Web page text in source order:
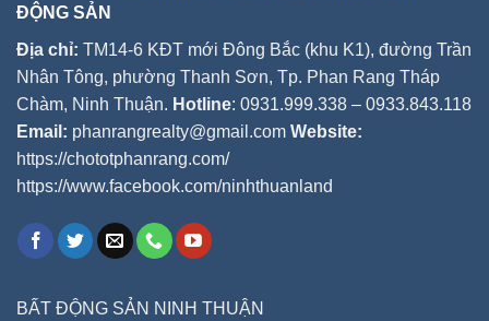
ĐỘNG SẢN
Địa chỉ: TM14-6 KĐT mới Đông Bắc (khu K1), đường Trần
Nhân Tông, phường Thanh Sơn, Tp. Phan Rang Tháp
Chàm, Ninh Thuận. Hotline: 0931.999.338 – 0933.843.118
Email: phanrangrealty@gmail.com Website:
https://chototphanrang.com/
https://www.facebook.com/ninhthuanland
BẤT ĐỘNG SẢN NINH THUẬN